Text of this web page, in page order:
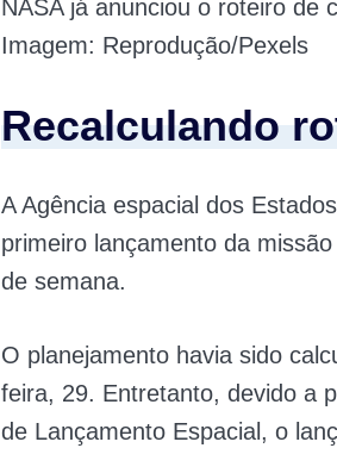
NASA já anunciou o roteiro de
Imagem: Reprodução/Pexels
Recalculando
A Agência espacial dos
primeiro lançamento da
de semana.
O planejamento havia sido
feira, 29. Entretanto, devido a
de Lançamento Espacial, o